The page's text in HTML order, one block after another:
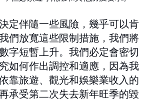
定伴隨一些風險，幾乎可以肯
們放寬這些限制措施，我們將
字短暫上升。我們必定會密切
如何作出調控和適應，因為我
靠旅遊、觀光和娛樂業收入的
承受第二次失去新年旺季的毀